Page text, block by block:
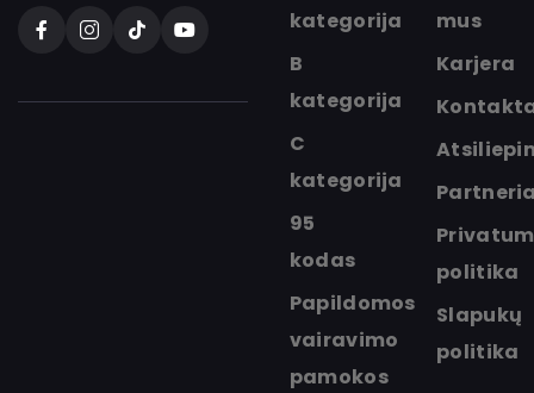
kategorija
B
kategorija
C
kategorija
95
kodas
Papildomos
vairavimo
pamokos
mus
Karjera
politika
Slapukų
politika